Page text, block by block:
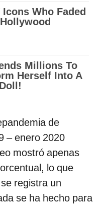
de
– enero 2020
mostró apenas
lo que
registra un
se ha hecho para